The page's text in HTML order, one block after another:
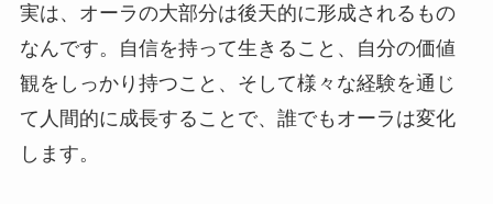
実は、オーラの大部分は後天的に形成されるもの
なんです。自信を持って生きること、自分の価値
観をしっかり持つこと、そして様々な経験を通じ
て人間的に成長することで、誰でもオーラは変化
します。